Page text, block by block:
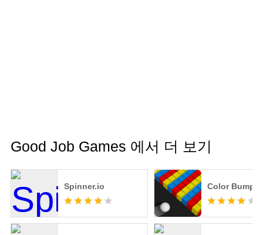
Good Job Games 에서 더 보기
Spinner.io Color Bump